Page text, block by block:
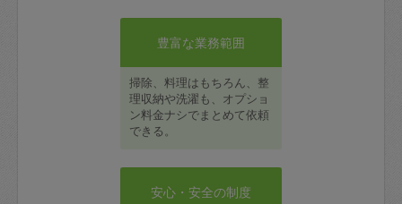
豊富な業務範囲
掃除、料理はもちろん、整
理収納や洗濯も、オプショ
ン料金ナシでまとめて依頼
できる。
安心・安全の制度